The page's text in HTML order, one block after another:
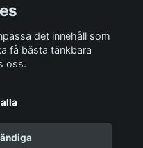
& Presenter
det innehåll som
få bästa tänkbara
oss.